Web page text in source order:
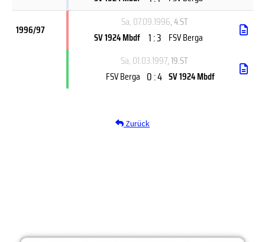
1996/97
Sa, 07.09.1996, 4.ST
SV 1924 Mbdf 1 : 3 FSV Berga
Sa, 01.03.1997, 19.ST
FSV Berga 0 : 4 SV 1924 Mbdf
Zurück